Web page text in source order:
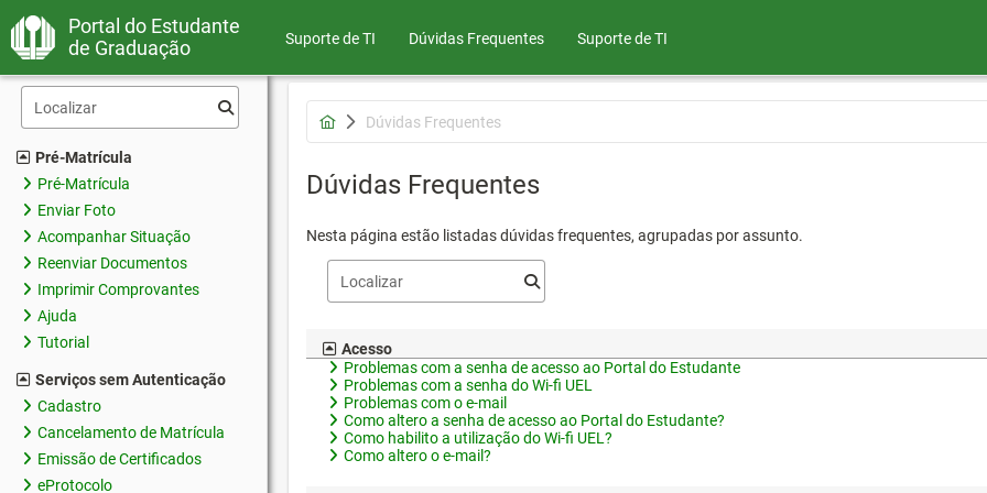
Portal do Estudante
de Graduação
Suporte de TI Dúvidas Frequentes Suporte de TI
Pré-Matrícula
Pré-Matrícula
Enviar Foto
Acompanhar Situação
Reenviar Documentos
Imprimir Comprovantes
Ajuda
Tutorial
Serviços sem Autenticação
Cadastro
Cancelamento de Matrícula
Emissão de Certificados
eProtocolo
Dúvidas Frequentes
Dúvidas Frequentes
Nesta página estão listadas dúvidas frequentes, agrupadas por assunto.
Acesso
Problemas com a senha de acesso ao Portal do Estudante
Problemas com a senha do Wi-fi UEL
Problemas com o e-mail
Como altero a senha de acesso ao Portal do Estudante?
Como habilito a utilização do Wi-fi UEL?
Como altero o e-mail?